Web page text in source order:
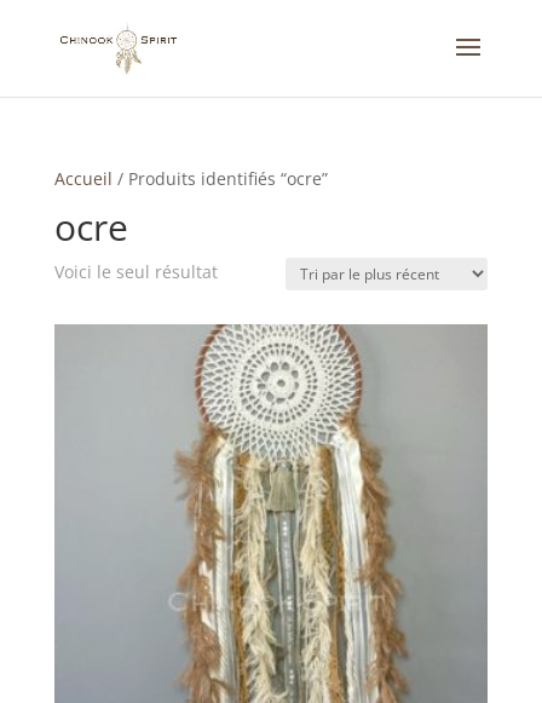
Accueil / Produits identifiés “ocre”
ocre
Voici le seul résultat